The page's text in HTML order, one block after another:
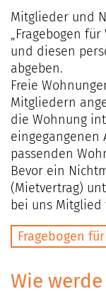
Mitglieder und
„Fragebogen
und diesen
abgeben.
Freie
Mitgliedern
die Wohnung
eingegangenen
passenden
Bevor ein
(Mietvertrag)
bei uns Mitglied
Fragebogen
Wie